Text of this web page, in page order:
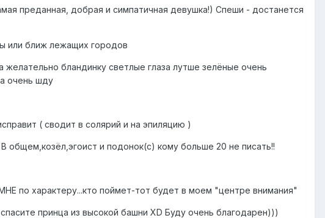
преданная, добрая и симпатичная девушка!) Спеши - достанется
или ближ лежащих городов
бландинку светлые глаза лутше зелёные очень
очень шду
( сводит в солярий и на эпиляцию )
общем,козёл,эгоист и подонок(с) кому больше 20 не писать!!
по характеру...кто поймет-тот будет в моем "центре внимания"
принца из высокой башни XD Буду очень благодарен)))